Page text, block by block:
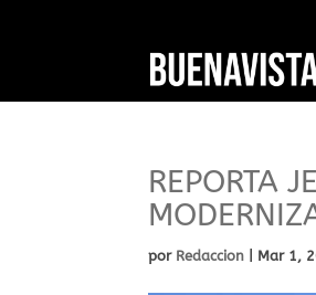
REPORTA
por Redaccion Mar 1,